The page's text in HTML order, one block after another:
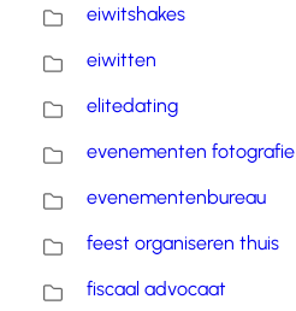
eiwitshakes
eiwitten
elitedating
evenementen fotografie
evenementenbureau
feest organiseren thuis
fiscaal advocaat